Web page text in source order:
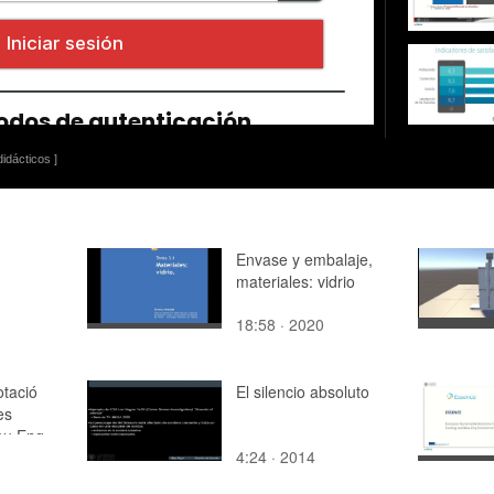
]
Envase y embalaje,
materiales: vidrio
18:58 · 2020
Eng.
(VAL)
El silencio absoluto
4:24 · 2014